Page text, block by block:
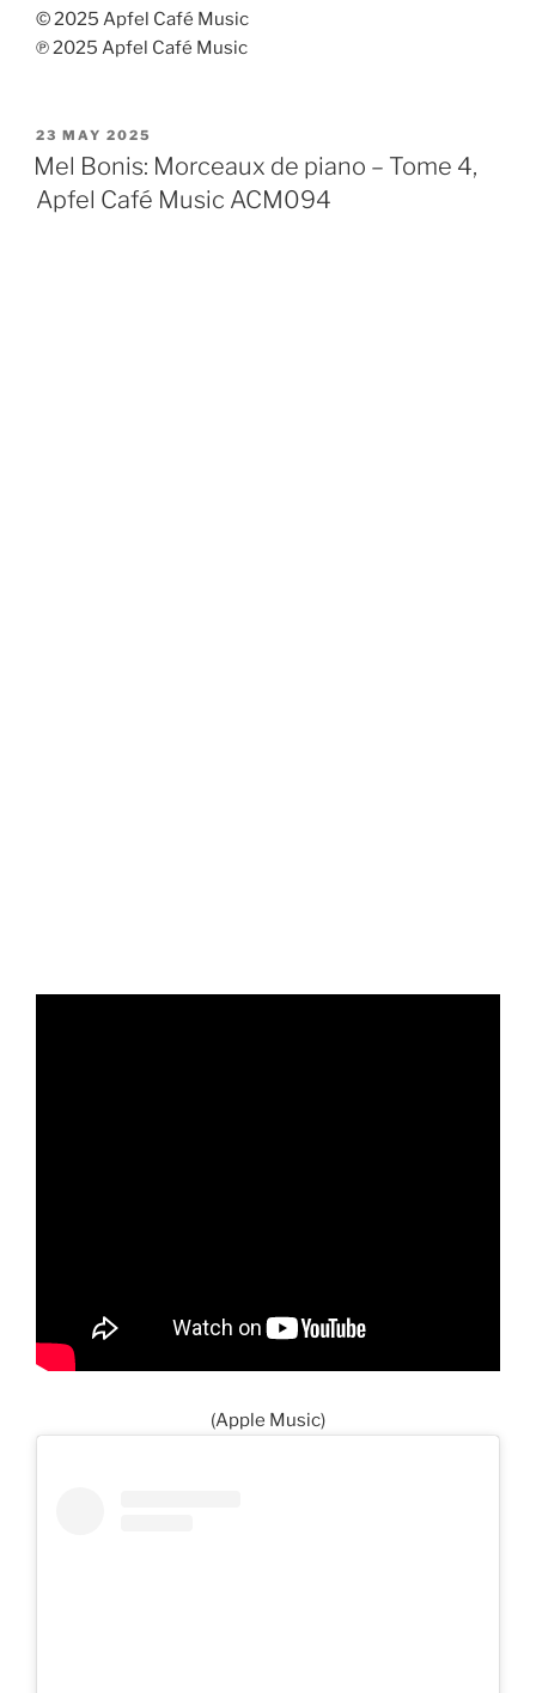
© 2025 Apfel Café Music
℗ 2025 Apfel Café Music
POSTED
ON
23 MAY 2025
Mel Bonis: Morceaux de piano – Tome 4,
Apfel Café Music ACM094
(Apple Music)